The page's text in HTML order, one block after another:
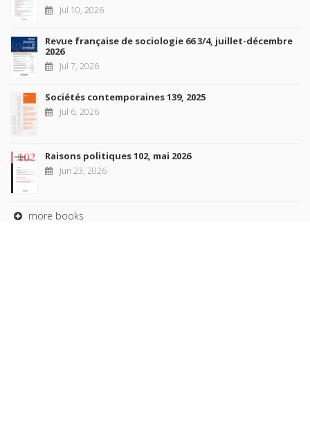
Jul 10, 2026
Revue française de sociologie 66 3/4, juillet-décembre
2026
Jul 7, 2026
Sociétés contemporaines 139, 2025
Jul 6, 2026
Raisons politiques 102, mai 2026
Jun 23, 2026
more books